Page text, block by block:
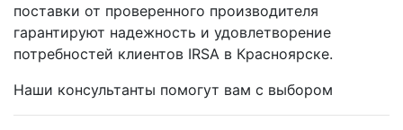
поставки от проверенного производителя
гарантируют надежность и удовлетворение
потребностей клиентов IRSA в Красноярске.
Наши консультанты помогут вам с выбором